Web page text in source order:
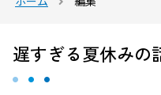
遅すぎる夏休みの